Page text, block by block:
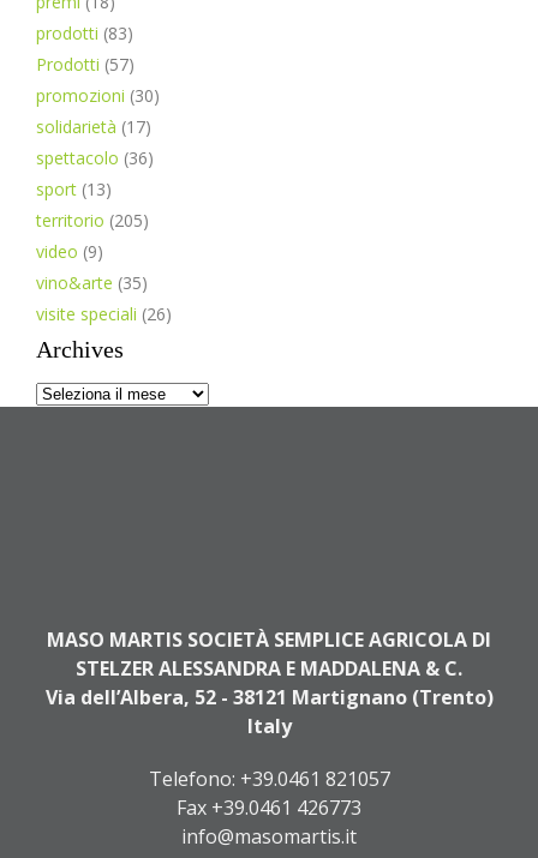
prodotti (83)
Prodotti (57)
promozioni (30)
solidarietà (17)
spettacolo (36)
sport (13)
territorio (205)
video (9)
vino&arte (35)
visite speciali (26)
Archives
Archives
MASO MARTIS SOCIETÀ SEMPLICE AGRICOLA DI
STELZER ALESSANDRA E MADDALENA & C.
Via dell’Albera, 52 - 38121 Martignano (Trento)
Italy
Telefono: +39.0461 821057
Fax +39.0461 426773
info@masomartis.it